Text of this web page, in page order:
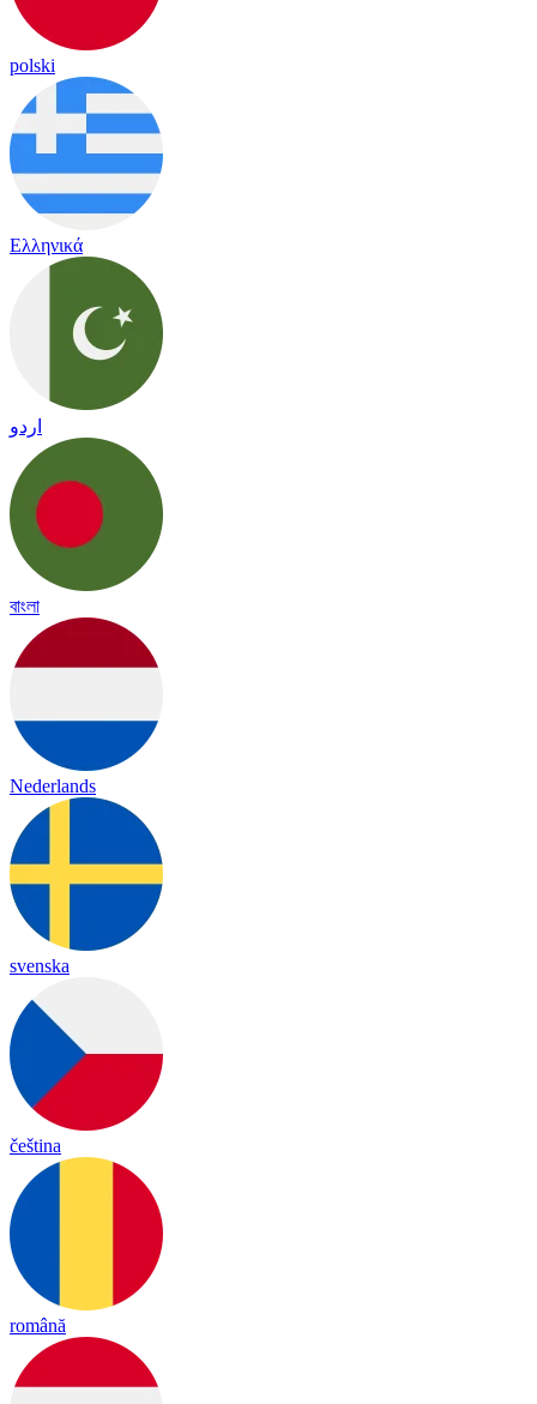
polski
Ελληνικά
اردو
বাংলা
Nederlands
svenska
čeština
română